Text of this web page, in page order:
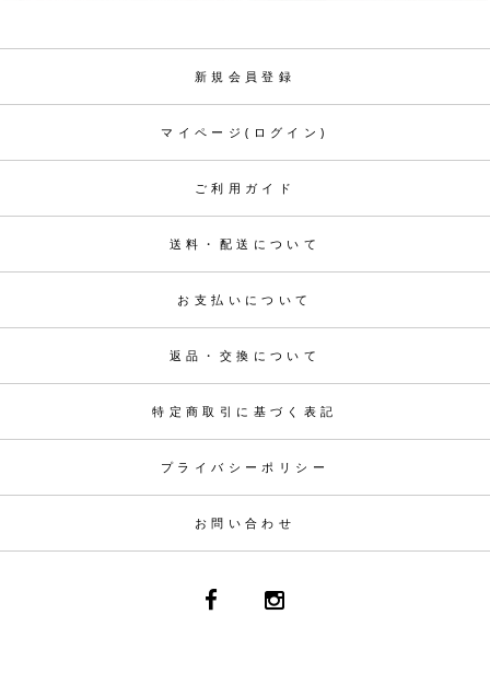
新規会員登録
マイページ(ログイン)
ご利用ガイド
送料・配送について
お支払いについて
返品・交換について
特定商取引に基づく表記
プライバシーポリシー
お問い合わせ